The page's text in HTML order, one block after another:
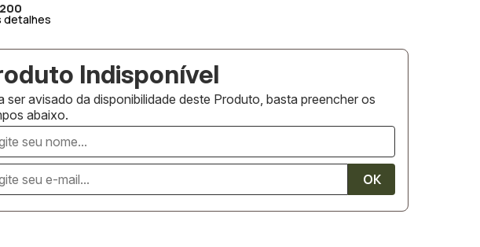
detalhes
ser avisado da disponibilidade deste Produto, basta preencher os
abaixo.